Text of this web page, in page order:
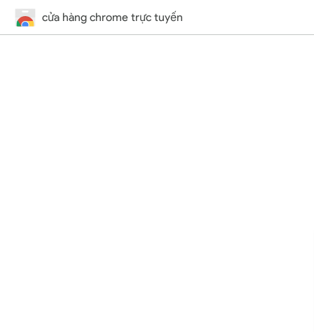
cửa hàng chrome trực tuyến